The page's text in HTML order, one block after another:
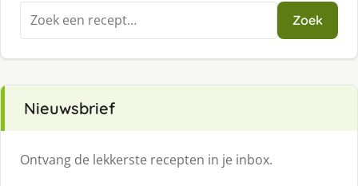
Zoeken
naar:
Zoek
Nieuwsbrief
Ontvang de lekkerste recepten in je inbox.